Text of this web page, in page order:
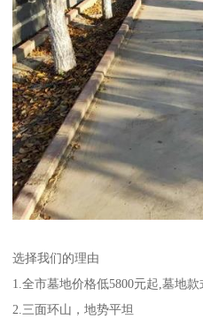
选择我们的理由
1.全市墓地价格低5800元起,墓地款
2.三面环山，地势平坦